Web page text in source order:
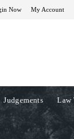
Now My Account
Judgements Law